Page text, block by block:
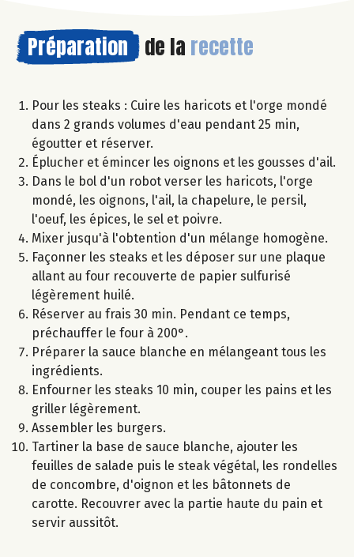
Préparation de la recette
Pour les steaks : Cuire les haricots et l'orge mondé
dans 2 grands volumes d'eau pendant 25 min,
égoutter et réserver.
Éplucher et émincer les oignons et les gousses d'ail.
Dans le bol d'un robot verser les haricots, l'orge
mondé, les oignons, l'ail, la chapelure, le persil,
l'oeuf, les épices, le sel et poivre.
Mixer jusqu'à l'obtention d'un mélange homogène.
Façonner les steaks et les déposer sur une plaque
allant au four recouverte de papier sulfurisé
légèrement huilé.
Réserver au frais 30 min. Pendant ce temps,
préchauffer le four à 200°.
Préparer la sauce blanche en mélangeant tous les
ingrédients.
Enfourner les steaks 10 min, couper les pains et les
griller légèrement.
Assembler les burgers.
Tartiner la base de sauce blanche, ajouter les
feuilles de salade puis le steak végétal, les rondelles
de concombre, d'oignon et les bâtonnets de
carotte. Recouvrer avec la partie haute du pain et
servir aussitôt.